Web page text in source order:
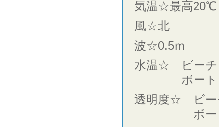
気温☆最高
風☆北
波☆0.5ｍ
水温☆ ビー
ボート 水
透明度☆ ビー
ボート8